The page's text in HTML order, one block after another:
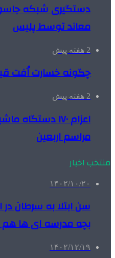
دستگیری شبکه
معاند توسط پلیس
2 هفته پیش
چگونه خسارت اُفت
2 هفته پیش
اعزام ۱۷۰
مراسم اربعین
منتخب اخبار
۱۴۰۲/۱۰/۲۰
بچه‌ مدرسه‌ ای‌ ها
۱۴۰۲/۱۲/۱۹